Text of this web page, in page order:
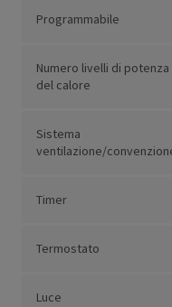
Programmabile
Numero livelli di potenza
del calore
Sistema
ventilazione/
Timer
Termostato
Luce